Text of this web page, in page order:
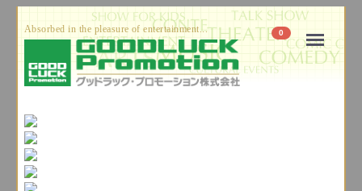
Absorbed in the pleasure of entertainment... 0